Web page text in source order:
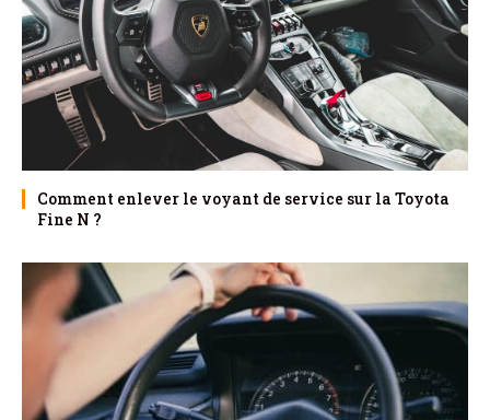
Comment enlever le voyant de service sur la Toyota
Fine N ?